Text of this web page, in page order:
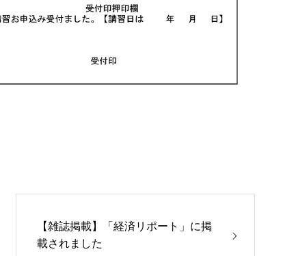
【雑誌掲載】「経済リポート」に掲
載されました